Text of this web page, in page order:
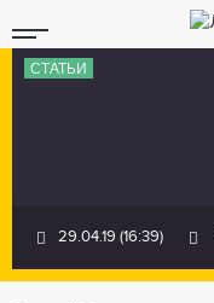
СТАТЬИ
29.04.19 (16:39)